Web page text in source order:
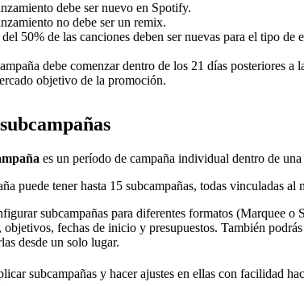
debe ser nuevo en Spotify.
no debe ser un remix.
50% de las canciones deben ser nuevas para el tipo de
debe comenzar dentro de los 21 días posteriores a
objetivo de la promoción.
es un período de campaña individual dentro de una
puede tener hasta 15 subcampañas, todas vinculadas al
subcampañas para diferentes formatos (Marquee o
objetivos, fechas de inicio y presupuestos. También
desde un solo lugar.
subcampañas y hacer ajustes en ellas con facilidad